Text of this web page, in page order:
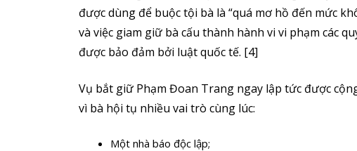
được dùng để buộc tội bà là “quá mơ hồ đến mức
và việc giam giữ bà cấu thành hành vi vi phạm các
được bảo đảm bởi luật quốc tế. [4]
Vụ bắt giữ Phạm Đoan Trang ngay lập tức được
vì bà hội tụ nhiều vai trò cùng lúc:
Một nhà báo độc lập;